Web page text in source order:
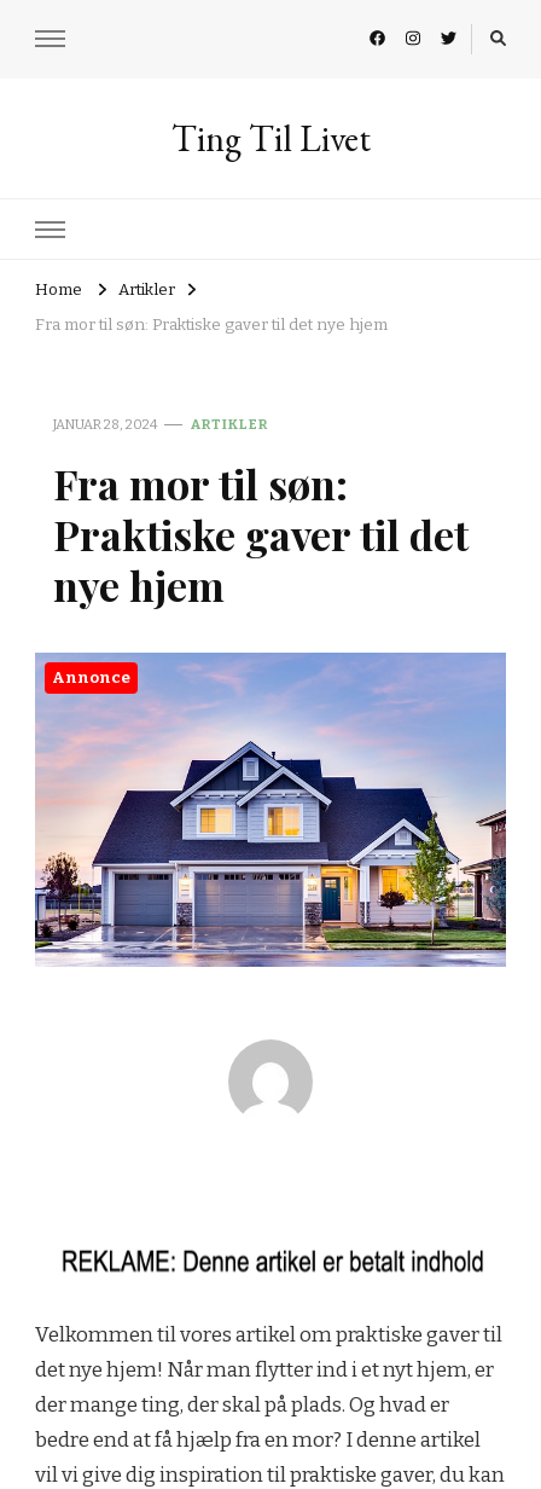
Ting Til Livet
Home
Artikler
Fra mor til søn: Praktiske gaver til det nye hjem
JANUAR 28, 2024 ARTIKLER
Fra mor til søn:
Praktiske gaver til det
nye hjem
Annonce
Velkommen til vores artikel om praktiske gaver til
det nye hjem! Når man flytter ind i et nyt hjem, er
der mange ting, der skal på plads. Og hvad er
bedre end at få hjælp fra en mor? I denne artikel
vil vi give dig inspiration til praktiske gaver, du kan